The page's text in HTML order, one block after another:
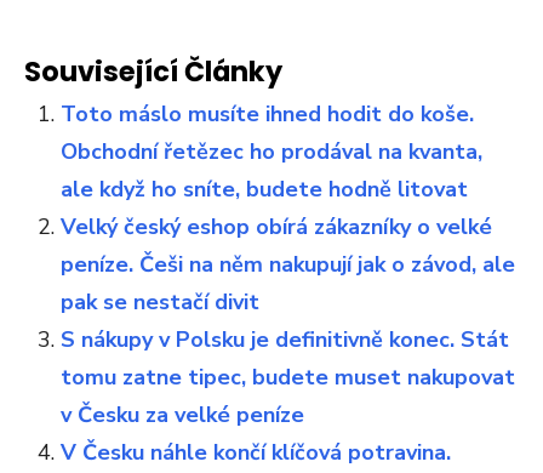
Související Články
Toto máslo musíte ihned hodit do koše.
Obchodní řetězec ho prodával na kvanta,
ale když ho sníte, budete hodně litovat
Velký český eshop obírá zákazníky o velké
peníze. Češi na něm nakupují jak o závod, ale
pak se nestačí divit
S nákupy v Polsku je definitivně konec. Stát
tomu zatne tipec, budete muset nakupovat
v Česku za velké peníze
V Česku náhle končí klíčová potravina.